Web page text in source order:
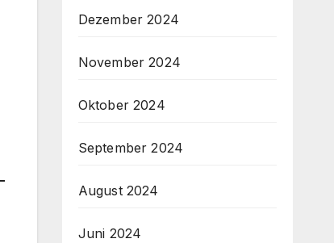
Dezember 2024
November 2024
Oktober 2024
September 2024
August 2024
Juni 2024